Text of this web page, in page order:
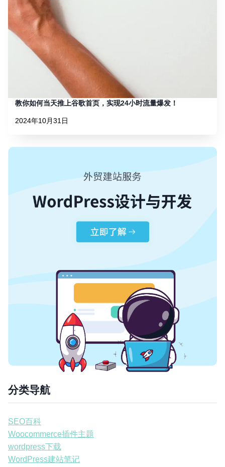
教你如何当天推上谷歌首页，实现24小时流量爆发！
2024年10月31日
分类导航
SEO百科
Woocommerce插件主题
wordpress下载
WordPress建站笔记